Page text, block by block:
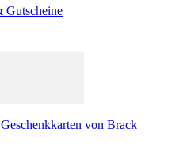
Gutscheine
von Brack